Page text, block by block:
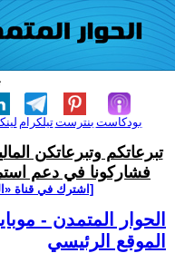
تيلكرامبنترست بودكاست
تبرعاتكم وتبرعاتكن
فشاركونا في دعم
[اشترك في قناة
الحوار المتمدن -
الموقع الرئيسي